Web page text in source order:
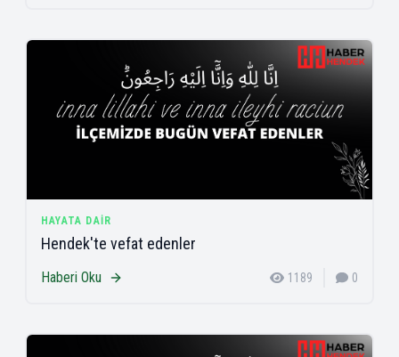
HAYATA DAIR
Hendek'te vefat edenler
Haberi Oku 1189 0